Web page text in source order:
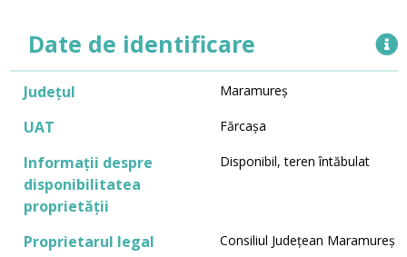
Date de identificare
Județul Maramureș
UAT Fărcașa
Informații despre
disponibilitatea
proprietății
Disponibil, teren întăbulat
Proprietarul legal Consiliul Județean Maramureș